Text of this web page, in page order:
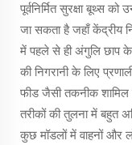
पूर्वनिर्मित सुरक्षा बूथ्स
जा सकता है जहाँ केंद्रीय
में पहले से ही अंगुलि छाप
की निगरानी के लिए
फीड जैसी तकनीक शामिल
तरीकों की तुलना में बहुत
कुछ मॉडलों में वाहनों और